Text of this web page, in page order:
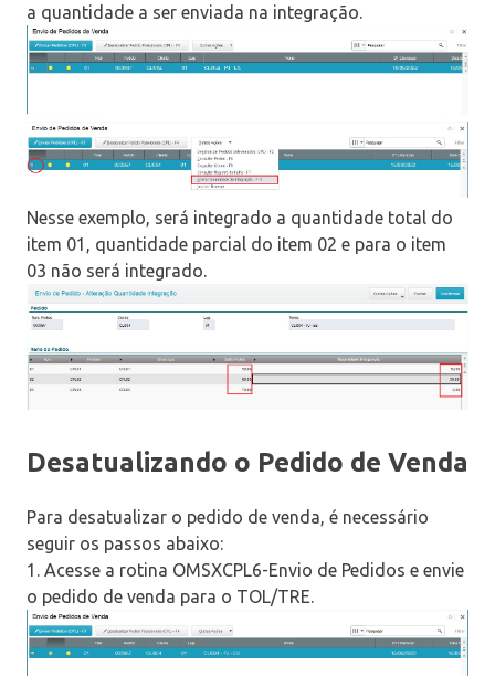
a quantidade a ser enviada na integração.
Nesse exemplo, será integrado a quantidade total do
item 01, quantidade parcial do item 02 e para o item
03 não será integrado.
Desatualizando o Pedido de Venda
Para desatualizar o pedido de venda, é necessário
seguir os passos abaixo:
1. Acesse a rotina OMSXCPL6-Envio de Pedidos e envie
o pedido de venda para o TOL/TRE.